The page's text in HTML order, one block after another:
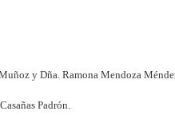
y Dña. Ramona Mendoza
Padrón.